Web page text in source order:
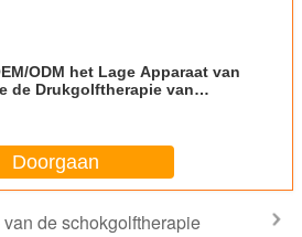
ODM het Lage Apparaat van
de Drukgolftherapie van
Doorgaan
de schokgolftherapie